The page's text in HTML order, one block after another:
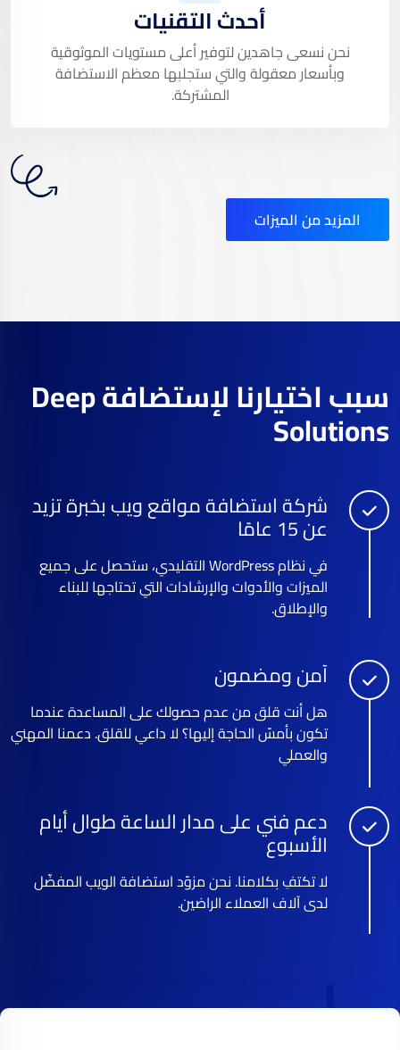
أحدث التقنيات
نحن نسعى جاهدين لتوفير أعلى مستويات الموثوقية
وبأسعار معقولة والتي ستجلبها معظم الاستضافة
المشتركة.
المزيد من الميزات
سبب اختيارنا لإستضافة Deep
Solutions
شركة استضافة مواقع ويب بخبرة تزيد
عن 15 عامًا
في نظام WordPress التقليدي، ستحصل على جميع
الميزات والأدوات والإرشادات التي تحتاجها للبناء
والإطلاق.
آمن ومضمون
هل أنت قلق من عدم حصولك على المساعدة عندما
تكون بأمسّ الحاجة إليها؟ لا داعي للقلق. دعمنا المهني
والعملي
دعم فني على مدار الساعة طوال أيام
الأسبوع
لا تكتفِ بكلامنا. نحن مزوّد استضافة الويب المفضّل
لدى آلاف العملاء الراضين.